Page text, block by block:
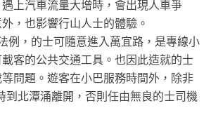
上汽車流量大增時，會出現人車爭
，也影響行山人士的體驗。
例，的士可隨意進入萬宜路，是專線小
客的公共交通工具。也因此造就的士
問題。遊客在小巴服務時間外，除非
到北潭涌離開，否則任由無良的士司機